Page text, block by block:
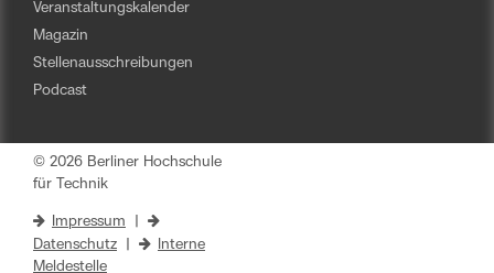
Veranstaltungskalender
Magazin
Stellenausschreibungen
Podcast
© 2026 Berliner Hochschule
für Technik
Impressum
Datenschutz
Interne
Meldestelle